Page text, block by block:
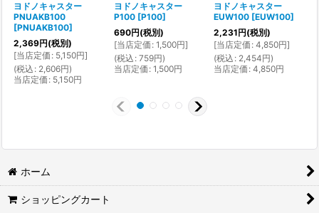
ヨドノキャスター
PNUAKB100
[PNUAKB100]
2,369円(税別)
[当店定価 : 5,150円]
(税込 : 2,606円)
当店定価 : 5,150円
ヨドノキャスター
P100 [P100]
690円(税別)
[当店定価 : 1,500円]
(税込 : 759円)
当店定価 : 1,500円
ヨドノキャスター
EUW100 [EUW100]
2,231円(税別)
[当店定価 : 4,850円]
(税込 : 2,454円)
当店定価 : 4,850円
ホーム
ショッピングカート